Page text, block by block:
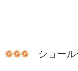
❁❁❁ ショール